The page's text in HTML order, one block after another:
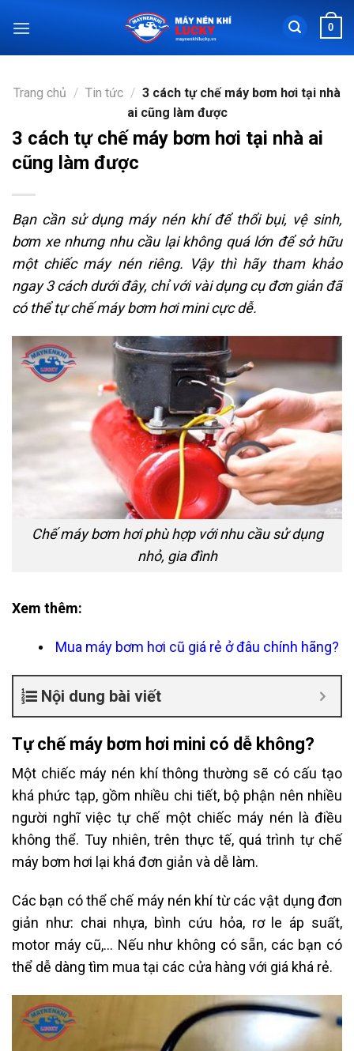
đến
0
Trang chủ / Tin tức / 3 cách tự chế máy bơm hơi tại nhà
ai cũng làm được
3 cách tự chế máy bơm hơi tại nhà ai
cũng làm được
Bạn cần sử dụng máy nén khí để thổi bụi, vệ sinh,
bơm xe nhưng nhu cầu lại không quá lớn để sở hữu
một chiếc máy nén riêng. Vậy thì hãy tham khảo
ngay 3 cách dưới đây, chỉ với vài dụng cụ đơn giản đã
có thể tự chế máy bơm hơi mini cực dễ.
Chế máy bơm hơi phù hợp với nhu cầu sử dụng
nhỏ, gia đình
Xem thêm:
Mua máy bơm hơi cũ giá rẻ ở đâu chính hãng?
Nội dung bài viết
Tự chế máy bơm hơi mini có dễ không?
Một chiếc máy nén khí thông thường sẽ có cấu tạo
khá phức tạp, gồm nhiều chi tiết, bộ phận nên nhiều
người nghĩ việc tự chế một chiếc máy nén là điều
không thể. Tuy nhiên, trên thực tế, quá trình tự chế
máy bơm hơi lại khá đơn giản và dễ làm.
Các bạn có thể chế máy nén khí từ các vật dụng đơn
giản như: chai nhựa, bình cứu hỏa, rơ le áp suất,
motor máy cũ,… Nếu như không có sẵn, các bạn có
thể dễ dàng tìm mua tại các cửa hàng với giá khá rẻ.